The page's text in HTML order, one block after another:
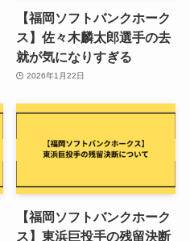
【福岡ソフトバンクホーク
ス】佐々木麟太郎選手の去
就が気になりすぎる
2026年1月22日
【福岡ソフトバンクホーク
ス】東浜巨投手の残留決断